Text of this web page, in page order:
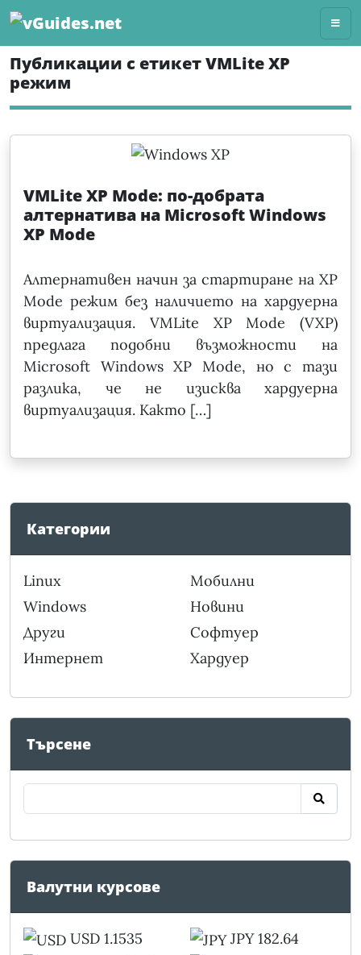
Skip
content
Публикации с етикет VMLite XP
режим
VMLite XP Mode: по-добрата
алтернатива на Microsoft Windows
XP Mode
Алтернативен начин за стартиране на XP
Mode режим без наличието на хардуерна
виртуализация. VMLite XP Mode (VXP)
предлага подобни възможности на
Microsoft Windows XP Mode, но с тази
разлика, че не изисква хардуерна
виртуализация. Както […]
Категории
Linux
Windows
Други
Интернет
Мобилни
Новини
Софтуер
Хардуер
Търсене
Валутни курсове
USD 1.1535
JPY 182.64